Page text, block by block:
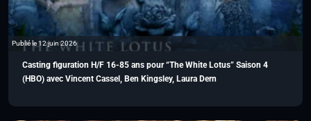
Publié le 12 juin 2026
Casting figuration H/F 16-85 ans pour “The White Lotus” Saison 4
(HBO) avec Vincent Cassel, Ben Kingsley, Laura Dern